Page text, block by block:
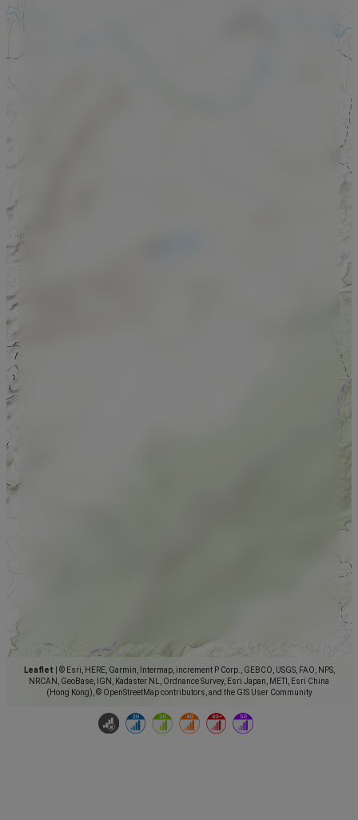
Leaflet
© Esri, HERE, Garmin, Intermap, increment P Corp., GEBCO, USGS, FAO, NPS,
NRCAN, GeoBase, IGN, Kadaster NL, Ordnance Survey, Esri Japan, METI, Esri China
(Hong Kong), © OpenStreetMap contributors, and the GIS User Community